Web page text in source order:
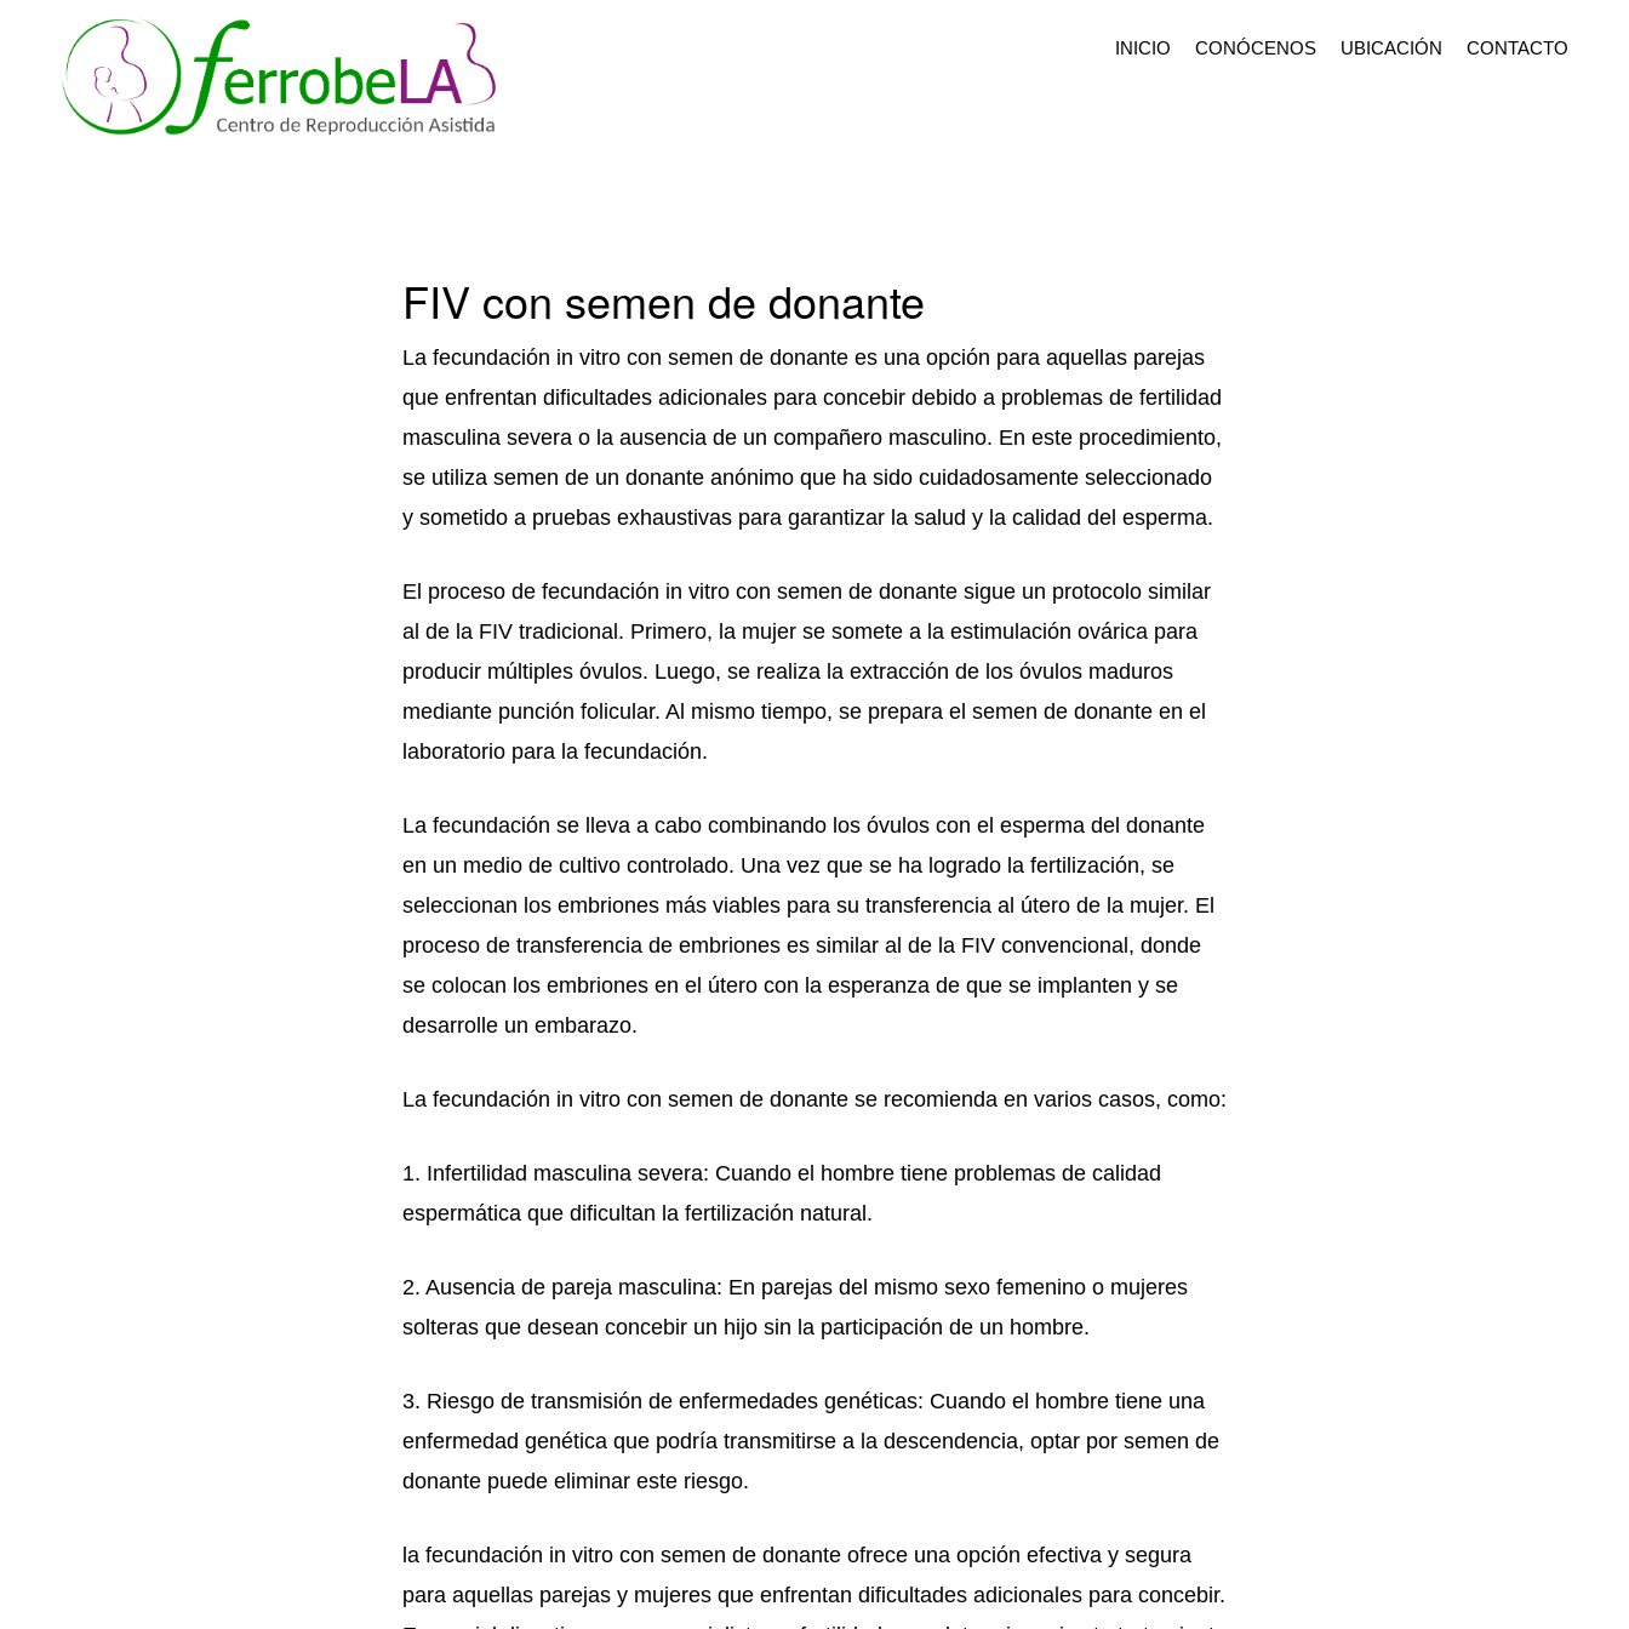
navegación
contenido
INICIO CONÓCENOS UBICACIÓN CONTACTO
FIV con semen de donante
La fecundación in vitro con semen de donante es una opción para aquellas parejas
que enfrentan dificultades adicionales para concebir debido a problemas de fertilidad
masculina severa o la ausencia de un compañero masculino. En este procedimiento,
se utiliza semen de un donante anónimo que ha sido cuidadosamente seleccionado
y sometido a pruebas exhaustivas para garantizar la salud y la calidad del esperma.
El proceso de fecundación in vitro con semen de donante sigue un protocolo similar
al de la FIV tradicional. Primero, la mujer se somete a la estimulación ovárica para
producir múltiples óvulos. Luego, se realiza la extracción de los óvulos maduros
mediante punción folicular. Al mismo tiempo, se prepara el semen de donante en el
laboratorio para la fecundación.
La fecundación se lleva a cabo combinando los óvulos con el esperma del donante
en un medio de cultivo controlado. Una vez que se ha logrado la fertilización, se
seleccionan los embriones más viables para su transferencia al útero de la mujer. El
proceso de transferencia de embriones es similar al de la FIV convencional, donde
se colocan los embriones en el útero con la esperanza de que se implanten y se
desarrolle un embarazo.
La fecundación in vitro con semen de donante se recomienda en varios casos, como:
1. Infertilidad masculina severa: Cuando el hombre tiene problemas de calidad
espermática que dificultan la fertilización natural.
2. Ausencia de pareja masculina: En parejas del mismo sexo femenino o mujeres
solteras que desean concebir un hijo sin la participación de un hombre.
3. Riesgo de transmisión de enfermedades genéticas: Cuando el hombre tiene una
enfermedad genética que podría transmitirse a la descendencia, optar por semen de
donante puede eliminar este riesgo.
la fecundación in vitro con semen de donante ofrece una opción efectiva y segura
para aquellas parejas y mujeres que enfrentan dificultades adicionales para concebir.